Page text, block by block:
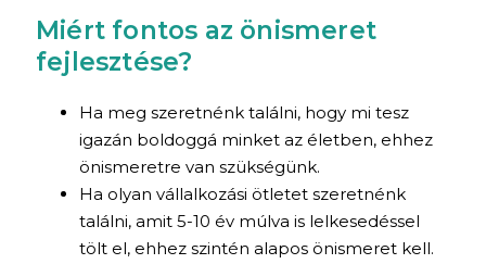
Miért fontos az önismeret
fejlesztése?
Ha meg szeretnénk találni, hogy mi tesz
igazán boldoggá minket az életben, ehhez
önismeretre van szükségünk.
Ha olyan vállalkozási ötletet szeretnénk
találni, amit 5-10 év múlva is lelkesedéssel
tölt el, ehhez szintén alapos önismeret kell.